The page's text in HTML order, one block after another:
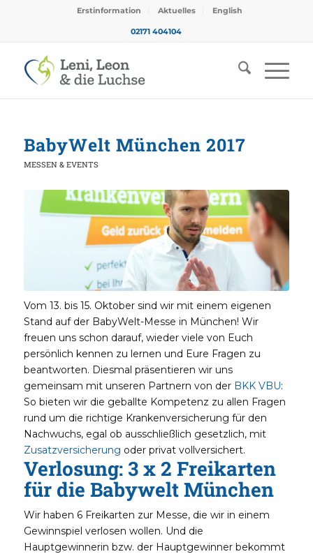
Erstinformation Aktuelles English
02171 404104
BabyWelt München 2017
MESSEN & EVENTS
Vom 13. bis 15. Oktober sind wir mit einem eigenen
Stand auf der BabyWelt-Messe in München! Wir
freuen uns schon darauf, wieder viele von Euch
persönlich kennen zu lernen und Eure Fragen zu
beantworten. Diesmal präsentieren wir uns
gemeinsam mit unseren Partnern von der BKK VBU:
So bieten wir die geballte Kompetenz zu allen Fragen
rund um die richtige Krankenversicherung für den
Nachwuchs, egal ob ausschließlich gesetzlich, mit
Zusatzversicherung oder privat vollversichert.
Verlosung: 3 x 2 Freikarten
für die Babywelt München
Wir haben 6 Freikarten zur Messe, die wir in einem
Gewinnspiel verlosen wollen. Und die
Hauptgewinnerin bzw. der Hauptgewinner bekommt